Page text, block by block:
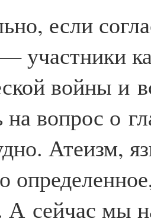
если
участники
войны и
на вопрос о
Атеизм,
А сейчас мы